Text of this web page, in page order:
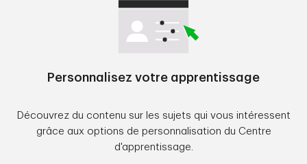
Personnalisez votre apprentissage
Découvrez du contenu sur les sujets qui vous intéressent
grâce aux options de personnalisation du Centre
d'apprentissage.